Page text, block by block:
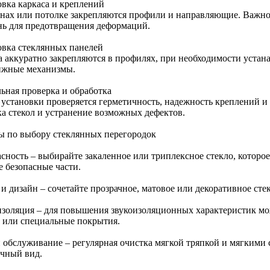
каркаса и креплений
или потолке закрепляются профили и направляющие.
для предотвращения деформаций.
стеклянных панелей
аккуратно закрепляются в профилях, при необходимости
механизмы.
проверка и обработка
проверяется герметичность, надежность креплений
стекол и устранение возможных дефектов.
по выбору стеклянных перегородок
– выбирайте закаленное или триплексное стекло,
безопасные части.
дизайн – сочетайте прозрачное, матовое или декоративное
– для повышения звукоизоляционных характеристик
или специальные покрытия.
обслуживание – регулярная очистка мягкой тряпкой и
вид.